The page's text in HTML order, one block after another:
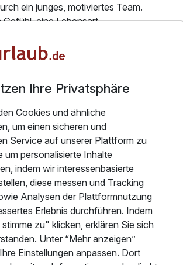
ein junges, motiviertes Team.
Gefühl, eine Lebensart.
Resort Winterberg steht für Exklusivität,
Suiten. Es bietet Ihnen ein
Lounge" einen Lobbybereich sowie
& Erholung finden Sie im
sowie dem Saunabereich. Dieser
schwimmbecken mit 25 m Bahnen,
einer finnischen sowie einer Bio-
und einem großzügigen
sowie integriertem Whirlpool.
kann zusätzlich eine finnische
werden. Genießen Sie eine
oder eine kosmetische Behandlung
Ihre Privatsphäre
Cookies und ähnliche
um einen sicheren und
Service auf unserer Plattform zu
um personalisierte Inhalte
indem wir interessenbasierte
diese messen und Tracking
Analysen der Plattformnutzung
Erlebnis durchführen. Indem
zu" klicken, erklären Sie sich
Unter “Mehr anzeigen”
Einstellungen anpassen. Dort